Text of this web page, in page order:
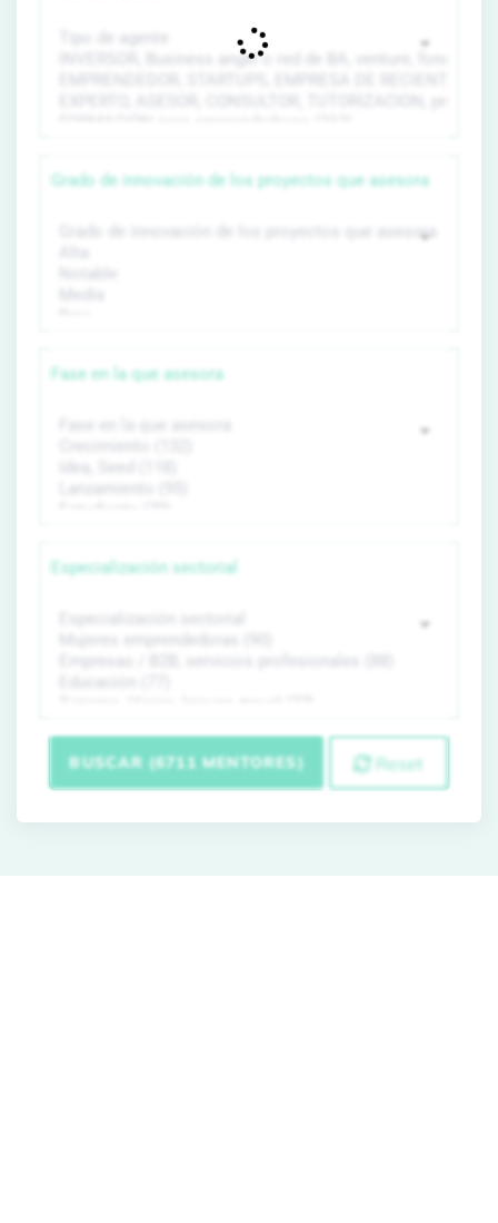
Grado de innovación de los proyectos que asesora
Fase en la que asesora
Especialización sectorial
BUSCAR (6711 MENTORES) Reset